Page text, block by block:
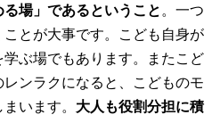
る場」であるということ 。一つ
とが大事です。こども自身が
ぶ場でもあります。またこど
ンラクになると、こどものモ
います。 大人も役割分担に積